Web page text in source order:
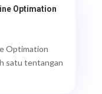
Optimation
Optimation
satu tentangan